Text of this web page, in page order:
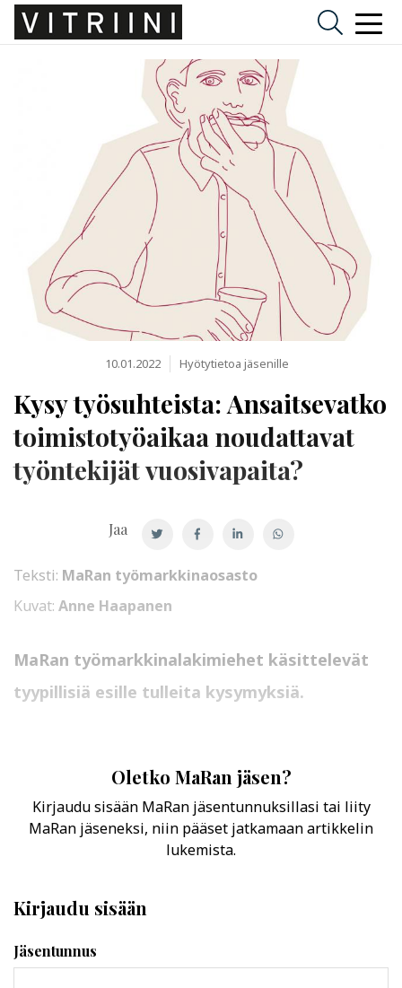
10.01.2022 Hyötytietoa jäsenille
Kysy työsuhteista: Ansaitsevatko
toimistotyöaikaa noudattavat
työntekijät vuosivapaita?
Teksti: MaRan työmarkkinaosasto
Kuvat: Anne Haapanen
MaRan työmarkkinalakimiehet käsittelevät
tyypillisiä esille tulleita kysymyksiä.
Jaa
Oletko MaRan jäsen?
Kirjaudu sisään MaRan jäsentunnuksillasi tai liity
MaRan jäseneksi, niin pääset jatkamaan artikkelin
lukemista.
Kirjaudu sisään
Jäsentunnus